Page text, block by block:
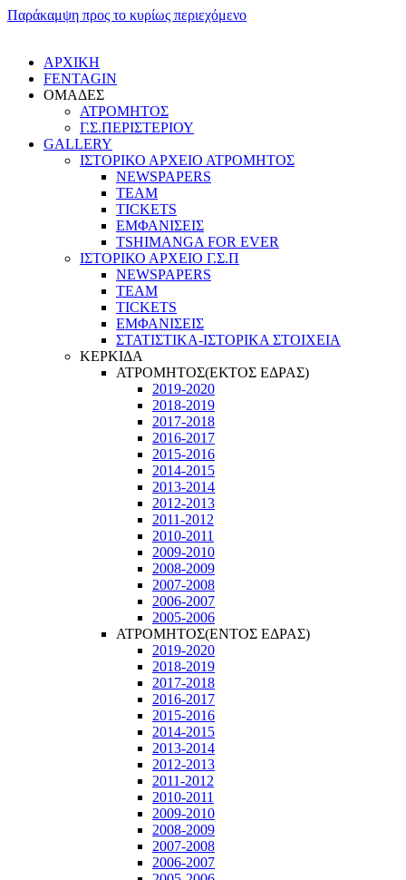
Παράκαμψη προς το κυρίως περιεχόμενο
ΑΡΧΙΚΗ
FENTAGIN
ΟΜΑΔΕΣ
ΑΤΡΟΜΗΤΟΣ
Γ.Σ.ΠEΡΙΣΤΕΡΙΟΥ
GALLERY
ΙΣΤΟΡΙΚΟ ΑΡΧΕΙΟ ΑΤΡΟΜΗΤΟΣ
NEWSPAPERS
TEAM
TICKETS
ΕΜΦΑΝΙΣΕΙΣ
TSHIMANGA FOR EVER
ΙΣΤΟΡΙΚΟ ΑΡΧΕΙΟ Γ.Σ.Π
NEWSPAPERS
TEAM
TICKETS
ΕΜΦΑΝΙΣΕΙΣ
ΣΤΑΤΙΣΤΙΚΑ-ΙΣΤΟΡΙΚΑ ΣΤΟΙΧΕΙΑ
ΚΕΡΚΙΔΑ
ΑΤΡΟΜΗΤΟΣ(ΕΚΤΟΣ ΕΔΡΑΣ)
2019-2020
2018-2019
2017-2018
2016-2017
2015-2016
2014-2015
2013-2014
2012-2013
2011-2012
2010-2011
2009-2010
2008-2009
2007-2008
2006-2007
2005-2006
ΑΤΡΟΜΗΤΟΣ(ΕΝΤΟΣ ΕΔΡΑΣ)
2019-2020
2018-2019
2017-2018
2016-2017
2015-2016
2014-2015
2013-2014
2012-2013
2011-2012
2010-2011
2009-2010
2008-2009
2007-2008
2006-2007